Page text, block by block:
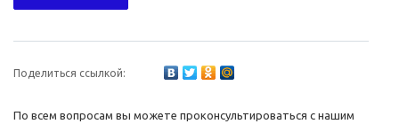
Поделиться ссылкой:
По всем вопросам вы можете проконсультироваться с нашим